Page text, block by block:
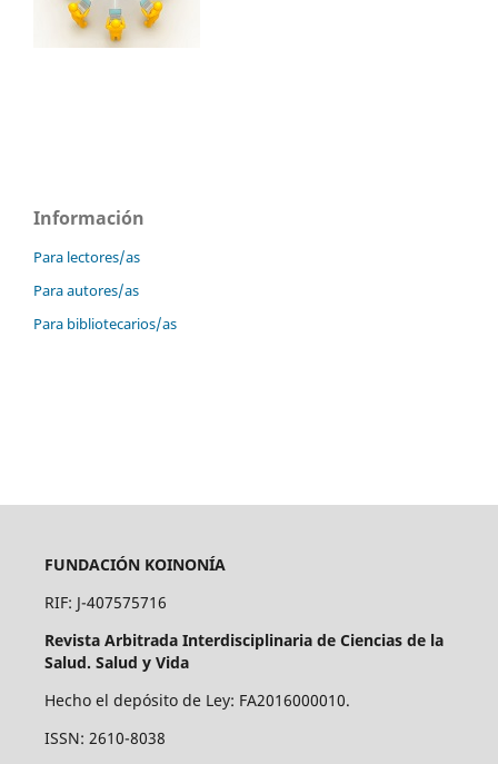
Información
Para lectores/as
Para autores/as
Para bibliotecarios/as
FUNDACIÓN KOINONÍA
RIF: J-407575716
Revista Arbitrada Interdisciplinaria de Ciencias de la
Salud. Salud y Vida
Hecho el depósito de Ley: FA2016000010.
ISSN: 2610-8038